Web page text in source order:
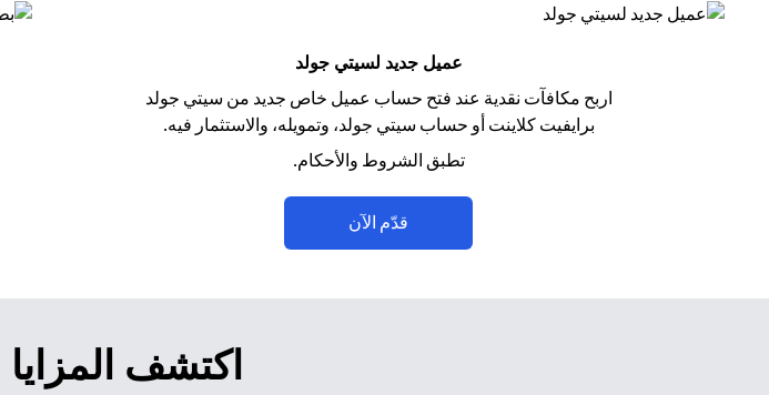
عميل جديد لسيتي جولد
اربح مكافآت نقدية عند فتح حساب عميل خاص جديد من سيتي جولد
برايفيت كلاينت أو حساب سيتي جولد، وتمويله، والاستثمار فيه.
تطبق الشروط والأحكام.
قدّم الآن
اكتشف المزايا